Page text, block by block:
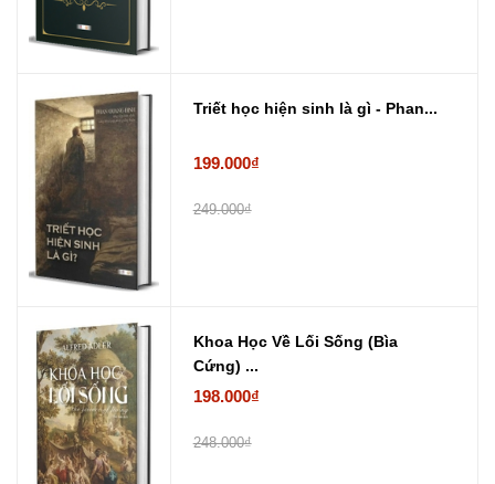
Triết học hiện sinh là gì - Phan...
199.000₫
249.000₫
Khoa Học Về Lối Sống (Bìa
Cứng) ...
198.000₫
248.000₫